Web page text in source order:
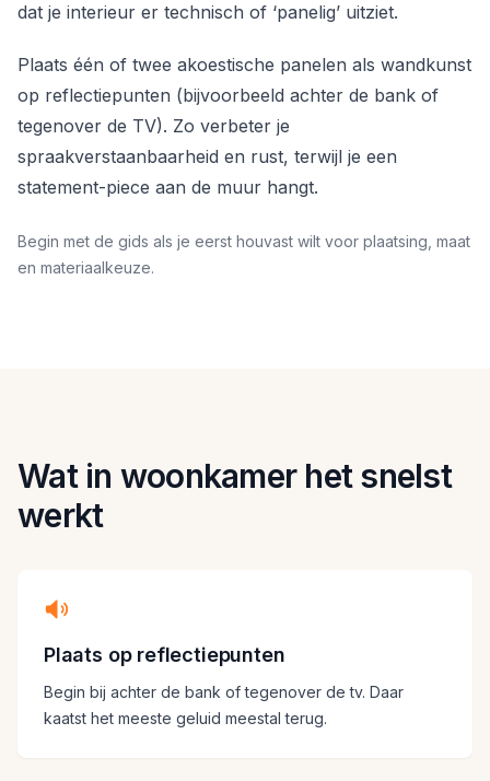
dat je interieur er technisch of ‘panelig’ uitziet.
Plaats één of twee akoestische panelen als wandkunst
op reflectiepunten (bijvoorbeeld achter de bank of
tegenover de TV). Zo verbeter je
spraakverstaanbaarheid en rust, terwijl je een
statement-piece aan de muur hangt.
Begin met de gids als je eerst houvast wilt voor plaatsing, maat
en materiaalkeuze.
Wat in woonkamer het snelst
werkt
Plaats op reflectiepunten
Begin bij achter de bank of tegenover de tv. Daar
kaatst het meeste geluid meestal terug.